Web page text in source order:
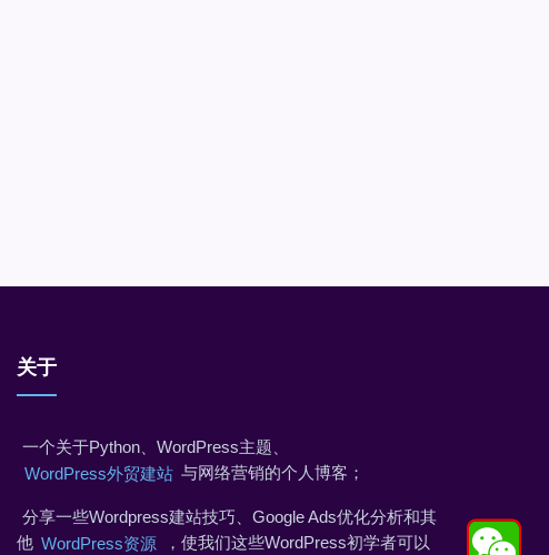
关于
一个关于Python、WordPress主题、
WordPress外贸建站 与网络营销的个人博客；
分享一些Wordpress建站技巧、Google Ads优化分析和其
他 WordPress资源 ，使我们这些WordPress初学者可以